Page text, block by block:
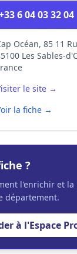
6 04 03 32 04
Océan, 85 11
Les Sables-
le site →
la fiche →
?
l'enrichir et
département.
à l'Espace